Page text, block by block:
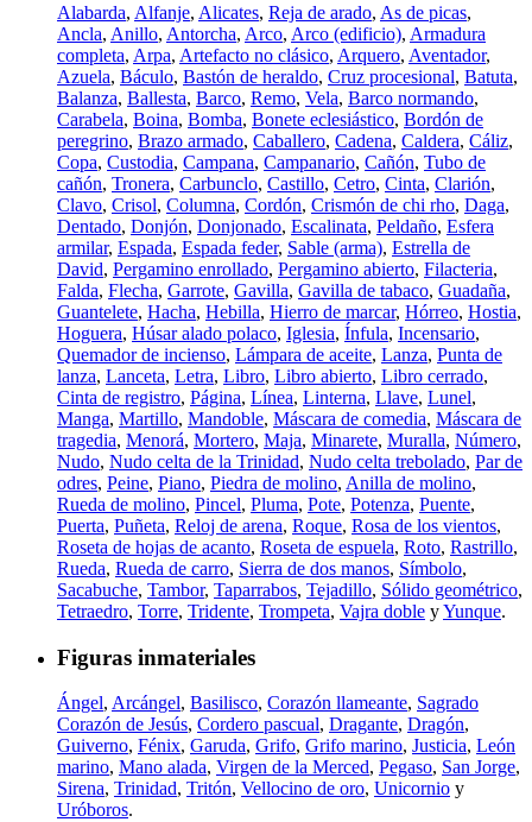
Alabarda, Alfanje, Alicates, Reja de arado, As de picas,
Ancla, Anillo, Antorcha, Arco, Arco (edificio), Armadura
completa, Arpa, Artefacto no clásico, Arquero, Aventador,
Azuela, Báculo, Bastón de heraldo, Cruz procesional, Batuta,
Balanza, Ballesta, Barco, Remo, Vela, Barco normando,
Carabela, Boina, Bomba, Bonete eclesiástico, Bordón de
peregrino, Brazo armado, Caballero, Cadena, Caldera, Cáliz,
Copa, Custodia, Campana, Campanario, Cañón, Tubo de
cañón, Tronera, Carbunclo, Castillo, Cetro, Cinta, Clarión,
Clavo, Crisol, Columna, Cordón, Crismón de chi rho, Daga,
Dentado, Donjón, Donjonado, Escalinata, Peldaño, Esfera
armilar, Espada, Espada feder, Sable (arma), Estrella de
David, Pergamino enrollado, Pergamino abierto, Filacteria,
Falda, Flecha, Garrote, Gavilla, Gavilla de tabaco, Guadaña,
Guantelete, Hacha, Hebilla, Hierro de marcar, Hórreo, Hostia,
Hoguera, Húsar alado polaco, Iglesia, Ínfula, Incensario,
Quemador de incienso, Lámpara de aceite, Lanza, Punta de
lanza, Lanceta, Letra, Libro, Libro abierto, Libro cerrado,
Cinta de registro, Página, Línea, Linterna, Llave, Lunel,
Manga, Martillo, Mandoble, Máscara de comedia, Máscara de
tragedia, Menorá, Mortero, Maja, Minarete, Muralla, Número,
Nudo, Nudo celta de la Trinidad, Nudo celta trebolado, Par de
odres, Peine, Piano, Piedra de molino, Anilla de molino,
Rueda de molino, Pincel, Pluma, Pote, Potenza, Puente,
Puerta, Puñeta, Reloj de arena, Roque, Rosa de los vientos,
Roseta de hojas de acanto, Roseta de espuela, Roto, Rastrillo,
Rueda, Rueda de carro, Sierra de dos manos, Símbolo,
Sacabuche, Tambor, Taparrabos, Tejadillo, Sólido geométrico,
Tetraedro, Torre, Tridente, Trompeta, Vajra doble yYunque.
Figuras inmateriales
Ángel, Arcángel, Basilisco, Corazón llameante, Sagrado
Corazón de Jesús, Cordero pascual, Dragante, Dragón,
Guiverno, Fénix, Garuda, Grifo, Grifo marino, Justicia, León
marino, Mano alada, Virgen de la Merced, Pegaso, San Jorge,
Sirena, Trinidad, Tritón, Vellocino de oro, Unicornio y
Uróboros.